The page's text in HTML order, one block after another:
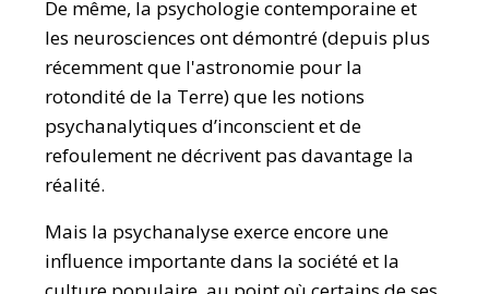
De même, la psychologie contemporaine et
les neurosciences ont démontré (depuis plus
récemment que l'astronomie pour la
rotondité de la Terre) que les notions
psychanalytiques d’inconscient et de
refoulement ne décrivent pas davantage la
réalité.
Mais la psychanalyse exerce encore une
influence importante dans la société et la